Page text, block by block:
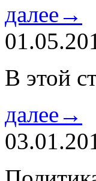
далее→
В этой
далее→